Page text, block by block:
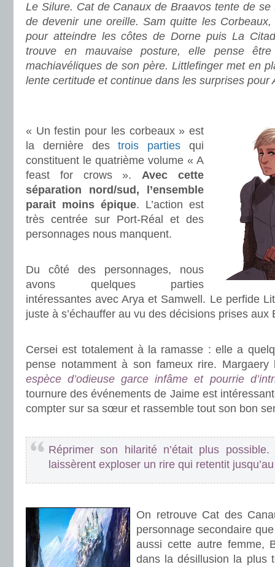
Le Silure. Cat de Canaux de Braavos tente de
de devenir une oreille. Sam quitte les
pour atteindre les côtes de Dorne puis La
trouve en mauvaise posture, elle pense
machiavéliques de son père. Littlefinger met en
lente certitude et continue dans les surprises pour
« Un festin pour les corbeaux » est
la dernière destrois parties qui
constituent le quatrième volume « A
feast for crows ».Avec cette
séparation nord/sud, l’ensemble
parait moins épique. L’action est
très centrée sur Port-Réal et des
personnages nous manquent.
Du côté des personnages, nous
avons quelques parties
intéressantes avec Arya et Samwell. Le perfide
juste à s’échauffer au vu des décisions prises aux
Cersei est totalement à la ramasse : elle a
pense notamment à son fameux rire.
espèce d’odieuse garce infâme et pourrie
tournure des événements de Jaime est
compter sur sa sœur et rassemble tout son bon
Réprimer son hilarité n’était plus
laissèrent exploser un rire qui retentit
On retrouve Cat des
personnage secondaire
aussi cette autre femme,
dans la désillusion la plus